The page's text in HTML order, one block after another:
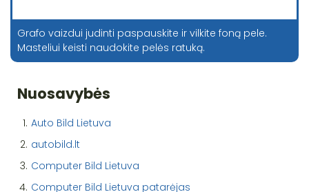
Grafo vaizdui judinti paspauskite ir vilkite foną pele.
Masteliui keisti naudokite pelės ratuką.
Nuosavybės
1. Auto Bild Lietuva
2. autobild.lt
3. Computer Bild Lietuva
4. Computer Bild Lietuva patarėjas